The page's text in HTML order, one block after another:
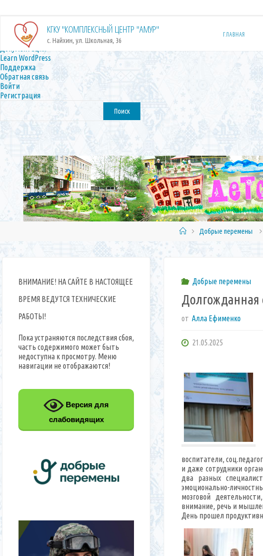
WordPress
О WordPress
Принять участие
WordPress.org
Документация
Learn WordPress
Поддержка
Обратная связь
Войти
Регистрация
Поиск
Перейти
к
содержимому
КГКУ "КОМПЛЕКСНЫЙ ЦЕНТР "АМУР"
с. Найхин, ул. Школьная, 36
ГЛАВНАЯ
ГлавнаяДобрые перемены
Добрые перемены
Долгожданная
от Алла Ефименко
21.05.2025
воспитатели,
и даже сотрудники
два разных
эмоционально-
мозговой
внимание, речь и
День прошел
ВНИМАНИЕ! НА САЙТЕ В НАСТОЯЩЕЕ
ВРЕМЯ ВЕДУТСЯ ТЕХНИЧЕСКИЕ
РАБОТЫ!
Пока устраняются последствия сбоя,
часть содержимого может быть
недоступна к просмотру. Меню
навигации не отображаются!
Версия для
слабовидящих